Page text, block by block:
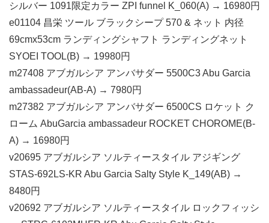
シルバー 1091限定カラー ZPI funnel K_060(A) → 16980円
e01104 昌栄 ツール ブラックシープ 570 & ネット 内径
69cmx53cm ランディングシャフト ランディングネット
SYOEI TOOL(B) → 19980円
m27408 アブガルシア アンバサダー 5500C3 Abu Garcia
ambassadeur(AB-A) → 7980円
m27382 アブガルシア アンバサダー 6500CS ロケット ク
ローム AbuGarcia ambassadeur ROCKET CHOROME(B-
A) → 16980円
v20695 アブガルシア ソルティースタイル アジギング
STAS-692LS-KR Abu Garcia Salty Style K_149(AB) →
8480円
v20692 アブガルシア ソルティースタイル ロックフィッシ